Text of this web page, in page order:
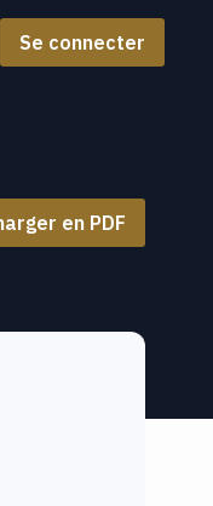
Se connecter
en PDF